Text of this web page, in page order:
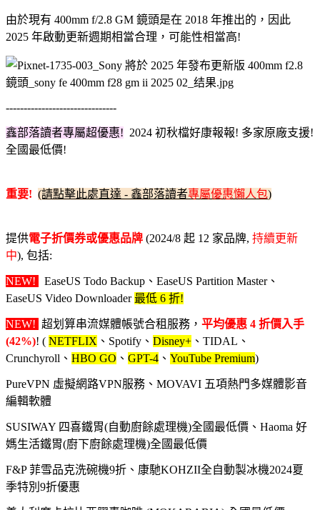
由於現有 400mm f/2.8 GM 鏡頭是在 2018 年推出的，因此
2025 年啟動更新週期相當合理，可能性相當高!
-------------------------------
鑫部落讀者專屬超優惠! 2024 初秋檔好康報報! 多家原廠支援!
全國最低價!
重要! (請點擊此處直達 - 鑫部落讀者專屬優惠懶人包)
提供電子折價券或優惠品牌 (2024/8 起 12 家品牌, 持續更新
中), 包括:
NEW!
EaseUS Todo Backup、EaseUS Partition Master、
EaseUS Video Downloader 最低 6 折!
NEW! 超划算串流媒體帳號合租服務， 平均優惠 4 折價入手
(42%)! ( NETFLIX 、Spotify、 Disney+ 、TIDAL、
Crunchyroll、 HBO GO 、 GPT-4 、 YouTube Premium)
PureVPN 虛擬網路VPN服務、MOVAVI 五項熱門多媒體影音
編輯軟體
SUSIWAY 四喜鐵胃(自動廚餘處理機)全國最低價、Haoma 好
媽生活鐵胃(廚下廚餘處理機)全國最低價
F&P 菲雪品克洗碗機9折、康馳KOHZII全自動製冰機2024夏
季特別9折優惠